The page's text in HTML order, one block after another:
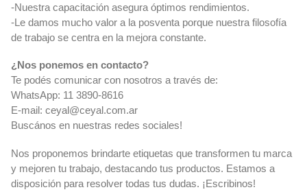
-Nuestra capacitación asegura óptimos rendimientos.
-Le damos mucho valor a la posventa porque nuestra filosofía
de trabajo se centra en la mejora constante.
¿Nos ponemos en contacto?
Te podés comunicar con nosotros a través de:
WhatsApp: 11 3890-8616
E-mail: ceyal@ceyal.com.ar
Buscános en nuestras redes sociales!
Nos proponemos brindarte etiquetas que transformen tu marca
y mejoren tu trabajo, destacando tus productos. Estamos a
disposición para resolver todas tus dudas. ¡Escribinos!